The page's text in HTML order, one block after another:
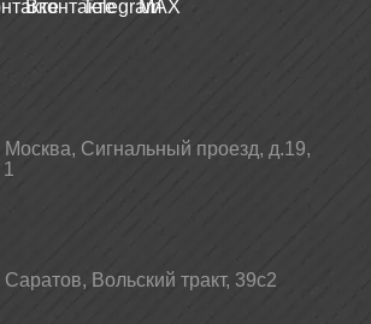
Москва, Сигнальный проезд, д.19,
Саратов, Вольский тракт, 39с2